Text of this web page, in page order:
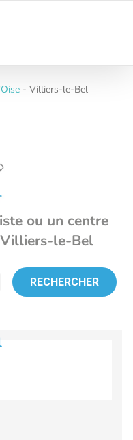
- Villiers-le-Bel
ou un centre
le-Bel
RECHERCHER